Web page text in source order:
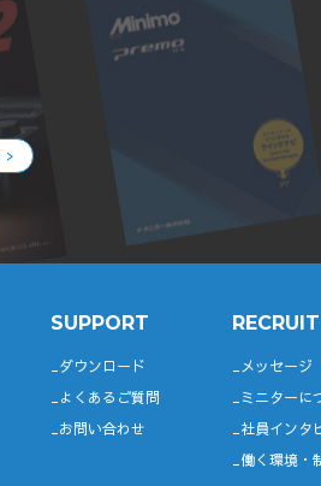
SUPPORT
ダウンロード
よくあるご質問
お問い合わせ
RECRUIT
メッセージ
ミニターに
社員インタ
働く環境・